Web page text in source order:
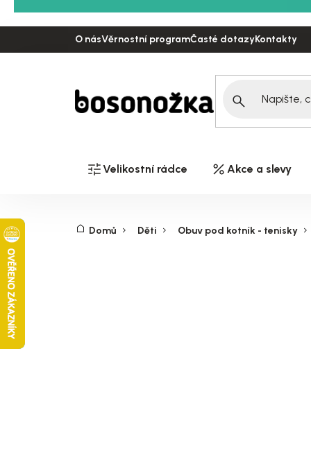
na
O násVěrnostní programČasté dotazyKontakty
Velikostní rádce Akce a slevy
Domů Děti Obuv pod kotník - tenisky